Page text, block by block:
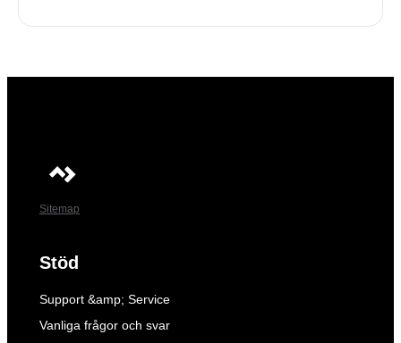
Sitemap
Stöd
Support &amp; Service
Vanliga frågor och svar